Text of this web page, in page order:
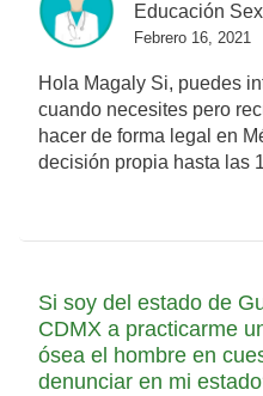
Educación
Febrero 16, 2021
Hola Magaly Si, puedes
cuando necesites pero
hacer de forma legal en
decisión propia hasta las
Si soy del estado de
CDMX a practicarme
ósea el hombre en
denunciar en mi